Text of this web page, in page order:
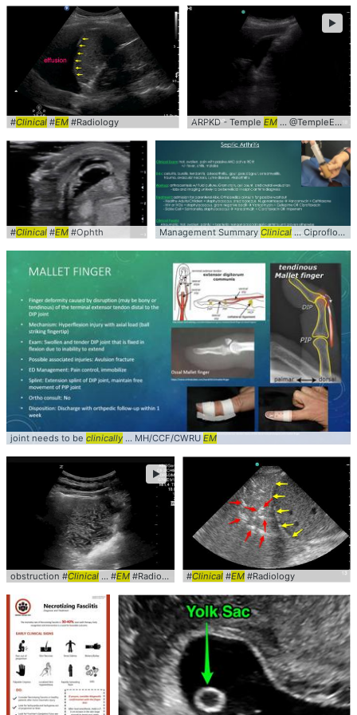
#Clinical #EM #Radiology ARPKD - Temple EM ... @TempleEMUS #
►
#Clinical #EM #Ophth Management Summary Clinical ... Ciprofloxacin OR Imipenem
joint needs to be clinically ... MH/CCF/CWRU EM
obstruction #Clinical ... #EM #Radiology
►
#Clinical #EM #Radiology